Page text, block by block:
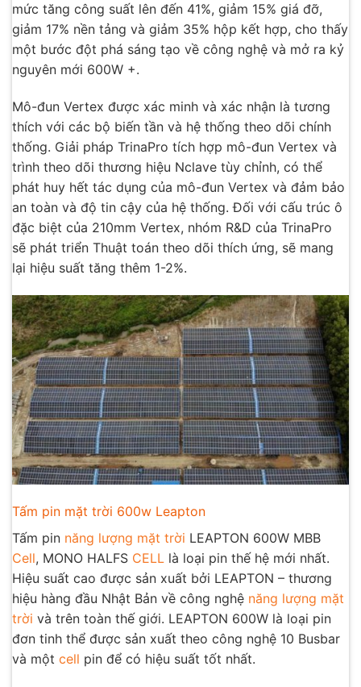
mức tăng công suất lên đến 41%, giảm 15% giá đỡ,
giảm 17% nền tảng và giảm 35% hộp kết hợp, cho thấy
một bước đột phá sáng tạo về công nghệ và mở ra kỷ
nguyên mới 600W +.
Mô-đun Vertex được xác minh và xác nhận là tương
thích với các bộ biến tần và hệ thống theo dõi chính
thống. Giải pháp TrinaPro tích hợp mô-đun Vertex và
trình theo dõi thương hiệu Nclave tùy chỉnh, có thể
phát huy hết tác dụng của mô-đun Vertex và đảm bảo
an toàn và độ tin cậy của hệ thống. Đối với cấu trúc ô
đặc biệt của 210mm Vertex, nhóm R&D của TrinaPro
sẽ phát triển Thuật toán theo dõi thích ứng, sẽ mang
lại hiệu suất tăng thêm 1-2%.
Tấm pin mặt trời 600w Leapton
Tấm pin năng lượng mặt trời LEAPTON 600W MBB
Cell, MONO HALFS CELL là loại pin thế hệ mới nhất.
Hiệu suất cao được sản xuất bởi LEAPTON – thương
hiệu hàng đầu Nhật Bản về công nghệ năng lượng mặt
trời và trên toàn thế giới. LEAPTON 600W là loại pin
đơn tinh thể được sản xuất theo công nghệ 10 Busbar
và một cell pin để có hiệu suất tốt nhất.